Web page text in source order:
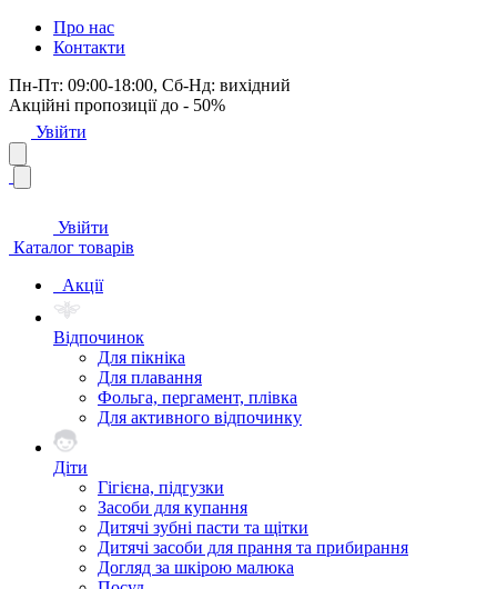
Про нас
Контакти
Пн-Пт: 09:00-18:00, Сб-Нд: вихідний
Акційні пропозиції до - 50%
Увійти
Увійти
Каталог товарів
Акції
Відпочинок
Для пікніка
Для плавання
Фольга, пергамент, плівка
Для активного відпочинку
Діти
Гігієна, підгузки
Засоби для купання
Дитячі зубні пасти та щітки
Дитячі засоби для прання та прибирання
Догляд за шкірою малюка